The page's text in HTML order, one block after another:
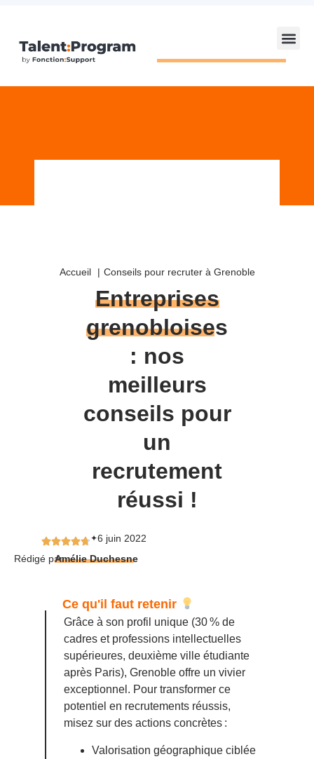
Accueil Conseils pour recruter à Grenoble
Entreprises
grenobloises
: nos
meilleurs
conseils pour
un
recrutement
réussi !
✦6 juin 2022
Rédigé parAmélie Duchesne
Ce qu'il faut retenir
Grâce à son profil unique (30 % de
cadres et professions intellectuelles
supérieures, deuxième ville étudiante
après Paris), Grenoble offre un vivier
exceptionnel. Pour transformer ce
potentiel en recrutements réussis,
misez sur des actions concrètes :
Valorisation géographique ciblée